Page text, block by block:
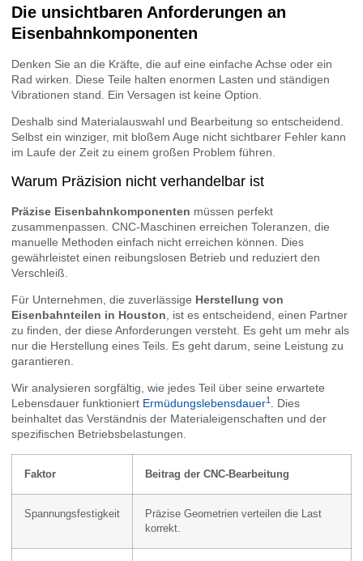
Die unsichtbaren Anforderungen an
Eisenbahnkomponenten
Denken Sie an die Kräfte, die auf eine einfache Achse oder ein
Rad wirken. Diese Teile halten enormen Lasten und ständigen
Vibrationen stand. Ein Versagen ist keine Option.
Deshalb sind Materialauswahl und Bearbeitung so entscheidend.
Selbst ein winziger, mit bloßem Auge nicht sichtbarer Fehler kann
im Laufe der Zeit zu einem großen Problem führen.
Warum Präzision nicht verhandelbar ist
Präzise Eisenbahnkomponenten müssen perfekt
zusammenpassen. CNC-Maschinen erreichen Toleranzen, die
manuelle Methoden einfach nicht erreichen können. Dies
gewährleistet einen reibungslosen Betrieb und reduziert den
Verschleiß.
Für Unternehmen, die zuverlässige Herstellung von
Eisenbahnteilen in Houston , ist es entscheidend, einen Partner
zu finden, der diese Anforderungen versteht. Es geht um mehr als
nur die Herstellung eines Teils. Es geht darum, seine Leistung zu
garantieren.
Wir analysieren sorgfältig, wie jedes Teil über seine erwartete
Lebensdauer funktioniert Ermüdungslebensdauer1 . Dies
beinhaltet das Verständnis der Materialeigenschaften und der
spezifischen Betriebsbelastungen.
Faktor Beitrag der CNC-Bearbeitung
Spannungsfestigkeit
Präzise Geometrien verteilen die Last
korrekt.